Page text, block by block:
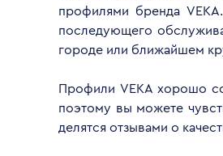
профилями бренда
последующего
городе или ближайшем
Профили VEKA хорошо
поэтому вы можете
делятся отзывами о